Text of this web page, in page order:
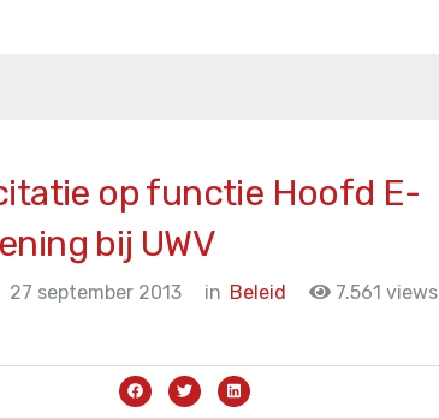
op functie Hoofd E-
bij UWV
27 september 2013 in Beleid
7.561 views